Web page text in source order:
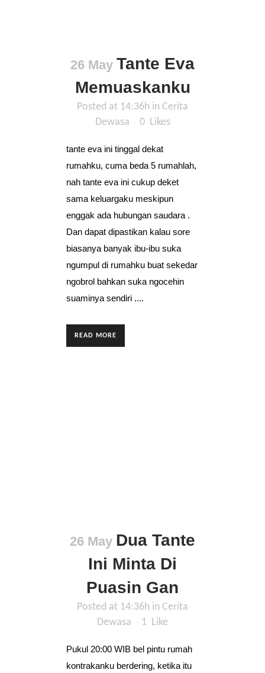
26 May Tante Eva
Memuaskanku
Posted at 14:36h in Cerita
Dewasa
0 Likes
tante eva ini tinggal dekat
rumahku, cuma beda 5 rumahlah,
nah tante eva ini cukup deket
sama keluargaku meskipun
enggak ada hubungan saudara .
Dan dapat dipastikan kalau sore
biasanya banyak ibu-ibu suka
ngumpul di rumahku buat sekedar
ngobrol bahkan suka ngocehin
suaminya sendiri ....
READ MORE
26 May Dua Tante
Ini Minta Di
Puasin Gan
Posted at 14:36h in Cerita
Dewasa
1 Like
Pukul 20:00 WIB bel pintu rumah
kontrakanku berdering, ketika itu